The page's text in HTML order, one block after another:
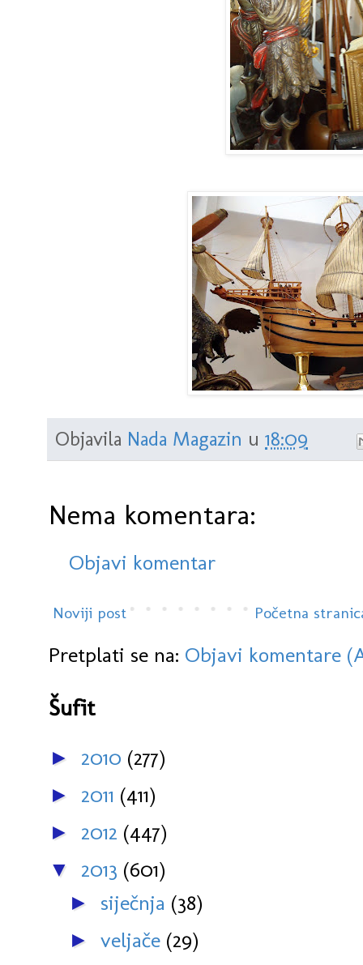
Objavila Nada Magazin u 18:09
Nema komentara:
Objavi komentar
Noviji post Početna
Pretplati se na: Objavi komentare
Šufit
► 2010 (277)
► 2011 (411)
► 2012 (447)
▼ 2013 (601)
► siječnja (38)
► veljače (29)